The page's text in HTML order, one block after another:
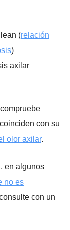
(relación
)
axilar
con su
olor axilar.
en algunos
no es
con un